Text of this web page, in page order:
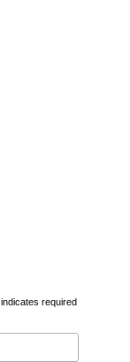
indicates required